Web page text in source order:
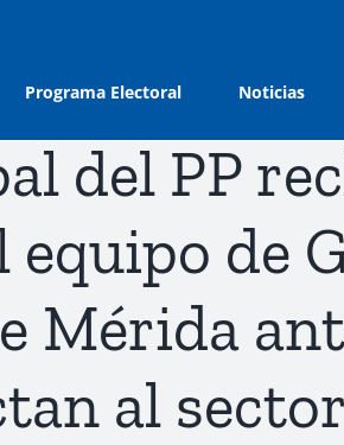
Programa Electoral Noticias
del PP
de
Mérida
al